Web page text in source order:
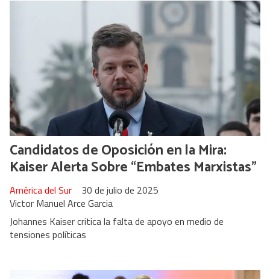
Candidatos de Oposición en la Mira:
Kaiser Alerta Sobre “Embates Marxistas”
Victor Manuel Arce Garcia
América del Sur 30 de julio de 2025
Johannes Kaiser critica la falta de apoyo en medio de
tensiones políticas